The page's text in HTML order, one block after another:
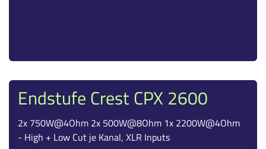
Endstufe Crest CPX 2600
2x 750W@4Ohm 2x 500W@8Ohm 1x 2200W@4Ohm
- High + Low Cut je Kanal, XLR Inputs